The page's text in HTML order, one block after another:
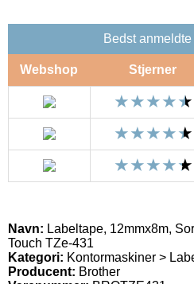
Bedst
Webshop Stjerner
Navn: Labeltape, 12mmx8m,
Touch TZe-431
Kategori: Kontormaskiner >
Producent: Brother